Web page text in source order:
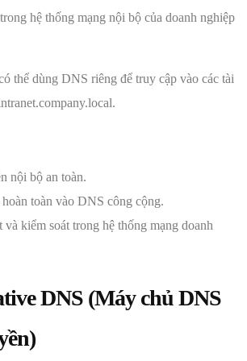
hệ thống mạng nội bộ của doanh nghiệp
thể dùng DNS riêng để truy cập vào các tài
nội bộ an toàn.
toàn vào DNS công cộng.
và kiểm soát trong hệ thống mạng doanh
DNS (Máy chủ DNS